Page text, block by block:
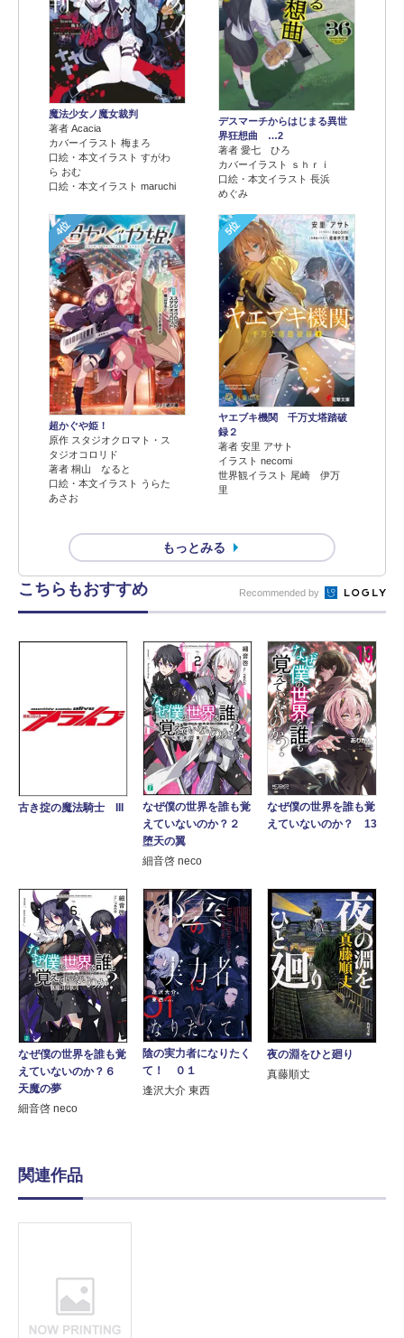
魔法少女ノ魔女裁判
著者 Acacia
カバーイラスト 梅まろ
口絵・本文イラスト すがわ
ら おむ
口絵・本文イラスト maruchi
デスマーチからはじまる異世
界狂想曲 …2
著者 愛七 ひろ
カバーイラスト ｓｈｒｉ
口絵・本文イラスト 長浜
めぐみ
4位
超かぐや姫！
原作 スタジオクロマト・ス
タジオコロリド
著者 桐山 なると
口絵・本文イラスト うらた
あさお
5位
ヤエブキ機関 千万丈塔踏破
録２
著者 安里 アサト
イラスト necomi
世界観イラスト 尾崎 伊万
里
もっとみる
こちらもおすすめ Recommended by
古き掟の魔法騎士 III
なぜ僕の世界を誰も覚
えていないのか？２
堕天の翼
細音啓 neco
なぜ僕の世界を誰も覚
えていないのか？ 13
なぜ僕の世界を誰も覚
えていないのか？６
天魔の夢
細音啓 neco
陰の実力者になりたく
て！ ０１
逢沢大介 東西
夜の淵をひと廻り
真藤順丈
関連作品